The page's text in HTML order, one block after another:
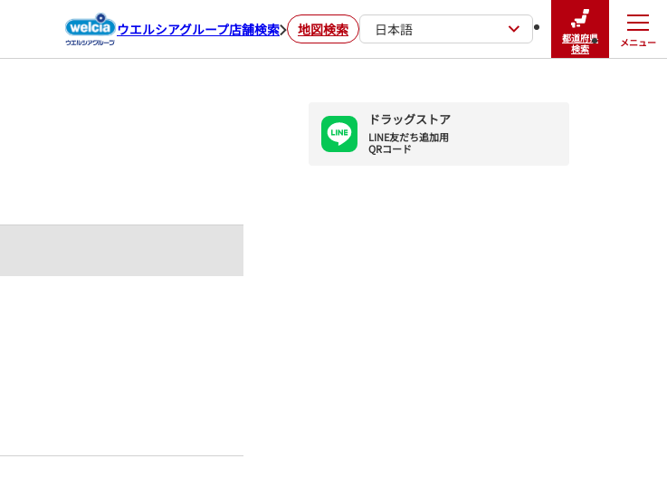
ウエルシアグループ店舗検索 地図検索 日本語
都道府県
検索
メニュー
閉じる
ドラッグストア
LINE友だち追加用
QRコード